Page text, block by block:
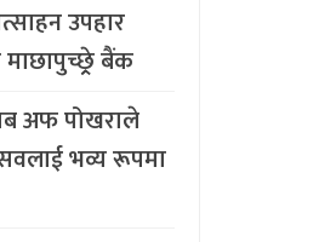
उपहार
बैंक
अफ पोखराले
भव्य रूपमा